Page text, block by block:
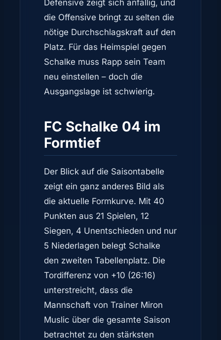
Defensive zeigt sich anfällig, und
die Offensive bringt zu selten die
nötige Durchschlagskraft auf den
Platz. Für das Heimspiel gegen
Schalke muss Rapp sein Team
neu einstellen – doch die
Ausgangslage ist schwierig.
FC Schalke 04 im
Formtief
Der Blick auf die Saisontabelle
zeigt ein ganz anderes Bild als
die aktuelle Formkurve. Mit 40
Punkten aus 21 Spielen, 12
Siegen, 4 Unentschieden und nur
5 Niederlagen belegt Schalke
den zweiten Tabellenplatz. Die
Tordifferenz von +10 (26:16)
unterstreicht, dass die
Mannschaft von Trainer Miron
Muslic über die gesamte Saison
betrachtet zu den stärksten